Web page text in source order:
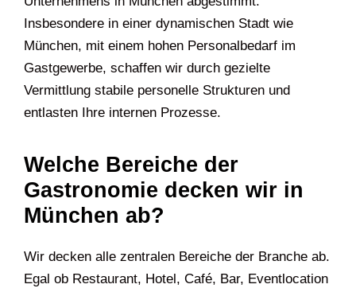
Insbesondere in einer dynamischen Stadt wie
München, mit einem hohen Personalbedarf im
Gastgewerbe, schaffen wir durch gezielte
Vermittlung stabile personelle Strukturen und
entlasten Ihre internen Prozesse.
Welche Bereiche der
Gastronomie decken wir in
München ab?
Wir decken alle zentralen Bereiche der Branche ab.
Egal ob Restaurant, Hotel, Café, Bar, Eventlocation